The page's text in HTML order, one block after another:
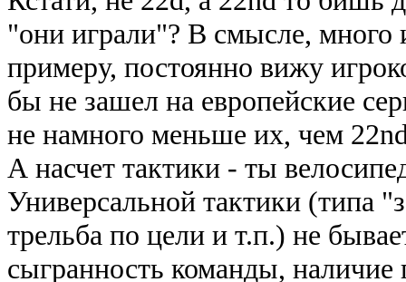
"они играли"? В смысле, много
примеру, постоянно вижу
бы не зашел на европейские
не намного меньше их, чем
А насчет тактики - ты
Универсальной тактики (типа
трельба по цели и т.п.) не
сыгранность команды, наличие